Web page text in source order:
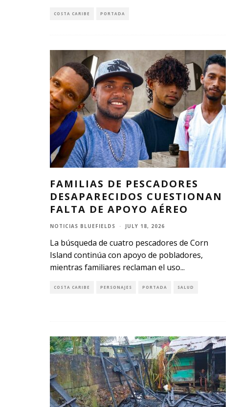
COSTA CARIBE PORTADA
FAMILIAS DE PESCADORES
DESAPARECIDOS CUESTIONAN
FALTA DE APOYO AÉREO
NOTICIAS BLUEFIELDS · JULY 18, 2026
La búsqueda de cuatro pescadores de Corn
Island continúa con apoyo de pobladores,
mientras familiares reclaman el uso...
COSTA CARIBE PERSONAJES PORTADA SALUD